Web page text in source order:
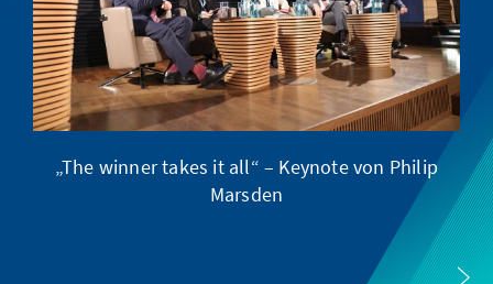
„The winner takes it all“ – Keynote von Philip
Marsden